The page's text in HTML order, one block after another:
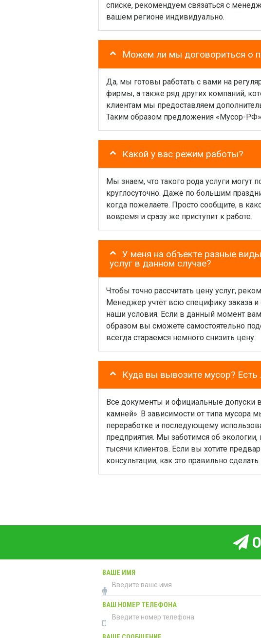
списке, рекомендуем связаться с
вашем регионе индивидуально.
Можем ли мы договориться о
Да, мы готовы работать с вами на
фирмы, а также ряд других компаний,
клиентам мы предоставляем
Таким образом предложения «Мусор-
Какой у вас режим работы?
Мы знаем, что такого рода услуги
круглосуточно. Даже по большим
когда пожелаете. Просто сообщите, в
вовремя и сразу же приступит к работе.
У меня на объекте разные
услуг в данном случае?
Чтобы точно рассчитать цену услуг,
Менеджер учтет всю специфику заказа
наши условия. Если в данный момент
образом вы сможете самостоятельно
всегда стараемся немного снизить цену.
Куда вы вывозите мусор?
Все документы и официальные допуски
камней». В зависимости от типа
переработке и последующему
предприятия. Мы заботимся об
тысячи клиентов. Если вы хотите
консультации, как это правильно
ВАШЕ ИМЯ
ВАШ НОМЕР ТЕЛЕФОНА